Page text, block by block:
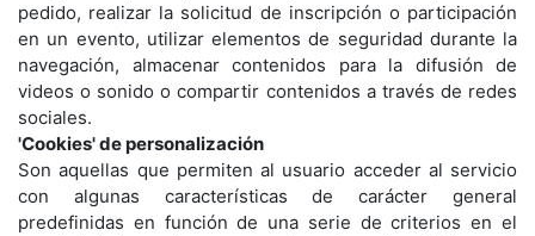
pedido, realizar la solicitud de inscripción o participación
en un evento, utilizar elementos de seguridad durante la
navegación, almacenar contenidos para la difusión de
videos o sonido o compartir contenidos a través de redes
sociales.
'Cookies' de personalización
Son aquellas que permiten al usuario acceder al servicio
con algunas características de carácter general
predefinidas en función de una serie de criterios en el